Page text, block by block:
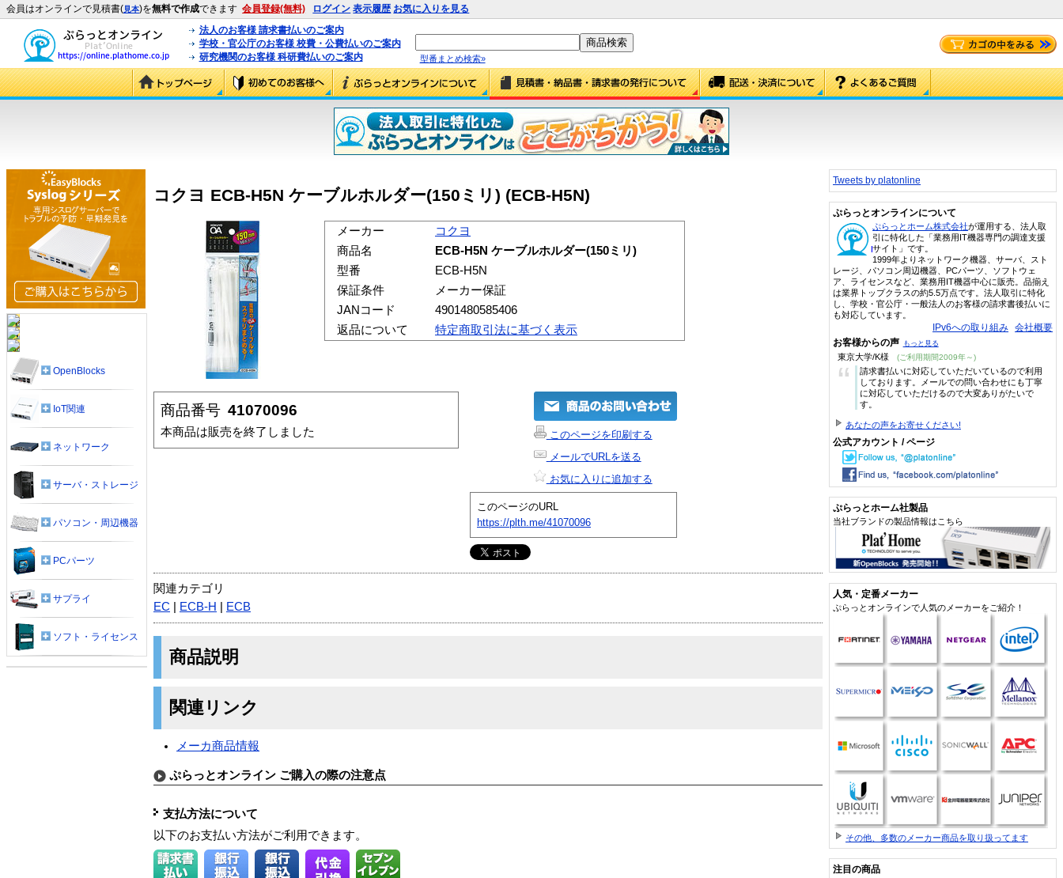
会員はオンラインで見積書(見本)を無料で作成できます 会員登録(無料) ログイン 表示履歴 お気に入りを見る
法人のお客様 請求書払いのご案内
学校・官公庁のお客様 校費・公費払いのご案内
研究機関のお客様 科研費払いのご案内
型番まとめ検索»
コクヨ ECB-H5N ケーブルホルダー(150ミリ) (ECB-H5N)
メーカー
コクヨ
商品名
ECB-H5N ケーブルホルダー(150ミリ)
型番
ECB-H5N
保証条件
メーカー保証
JANコード
4901480585406
返品について
特定商取引法に基づく表示
商品番号 41070096
本商品は販売を終了しました
このページを印刷する
メールでURLを送る
お気に入りに追加する
このページのURL
https://plth.me/41070096
関連カテゴリ
EC
ECB-H ECB
商品説明
関連リンク
メーカ商品情報
ぷらっとオンライン ご購入の際の注意点
支払方法について
以下のお支払い方法がご利用できます。
OpenBlocks
IoT関連
ネットワーク
サーバ・ストレージ
パソコン・周辺機器
PCパーツ
サプライ
ソフト・ライセンス
Tweets by platonline
ぷらっとオンラインについて
ぷらっとホーム株式会社が運用する、法人取
引に特化した「業務用IT機器専門の調達支援
サイト」です。
1999年よりネットワーク機器、サーバ、スト
レージ、パソコン周辺機器、PCパーツ、ソフトウェ
ア、ライセンスなど、業務用IT機器中心に販売。品揃え
は業界トップクラスの約5.5万点です。法人取引に特化
し、学校・官公庁・一般法人のお客様の請求書後払いに
も対応しています。
IPv6への取り組み 会社概要
お客様からの声 もっと見る
東京大学/K様 (ご利用期間2009年～)
“
請求書払いに対応していただいているので利用
しております。メールでの問い合わせにも丁寧
に対応していただけるので大変ありがたいで
す。
あなたの声をお寄せください!
公式アカウント / ページ
ぷらっとホーム社製品
当社ブランドの製品情報はこちら
人気・定番メーカー
ぷらっとオンラインで人気のメーカーをご紹介！
その他、多数のメーカー商品を取り扱ってます
注目の商品